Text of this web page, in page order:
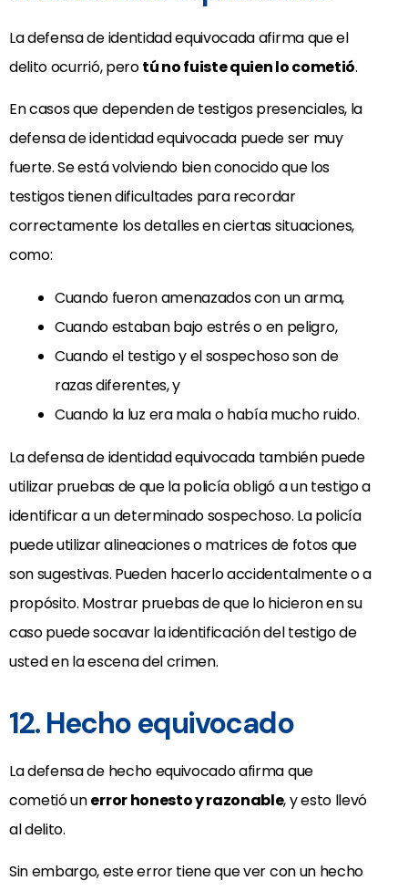
La defensa de identidad equivocada afirma que el
delito ocurrió, perotú no fuiste quien lo cometió.
En casos que dependen de testigos presenciales, la
defensa de identidad equivocada puede ser muy
fuerte. Se está volviendo bien conocido que los
testigos tienen dificultades para recordar
correctamente los detalles en ciertas situaciones,
como:
Cuando fueron amenazados con un arma,
Cuando estaban bajo estrés o en peligro,
Cuando el testigo y el sospechoso son de
razas diferentes, y
Cuando la luz era mala o había mucho ruido.
La defensa de identidad equivocada también puede
utilizar pruebas de que la policía obligó a un testigo a
identificar a un determinado sospechoso. La policía
puede utilizar alineaciones o matrices de fotos que
son sugestivas. Pueden hacerlo accidentalmente o a
propósito. Mostrar pruebas de que lo hicieron en su
caso puede socavar la identificación del testigo de
usted en la escena del crimen.
12. Hecho equivocado
La defensa de hecho equivocado afirma que
cometió unerror honesto y razonable, y esto llevó
al delito.
Sin embargo, este error tiene que ver con un hecho